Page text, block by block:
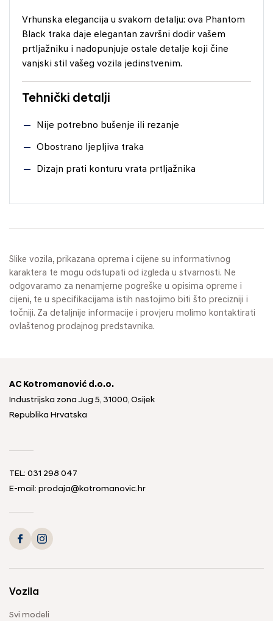
Vrhunska elegancija u svakom detalju: ova Phantom
Black traka daje elegantan završni dodir vašem
prtljažniku i nadopunjuje ostale detalje koji čine
vanjski stil vašeg vozila jedinstvenim.
Tehnički detalji
Nije potrebno bušenje ili rezanje
Obostrano ljepljiva traka
Dizajn prati konturu vrata prtljažnika
Slike vozila, prikazana oprema i cijene su informativnog
karaktera te mogu odstupati od izgleda u stvarnosti. Ne
odgovaramo za nenamjerne pogreške u opisima opreme i
cijeni, te u specifikacijama istih nastojimo biti što precizniji i
točniji. Za detaljnije informacije i provjeru molimo kontaktirati
ovlaštenog prodajnog predstavnika.
AC Kotromanović d.o.o.
Industrijska zona Jug 5, 31000, Osijek
Republika Hrvatska
TEL: 031 298 047
E-mail: prodaja@kotromanovic.hr
Vozila
Svi modeli